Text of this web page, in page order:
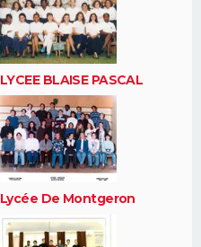
LYCEE BLAISE PASCAL
Lycée De Montgeron